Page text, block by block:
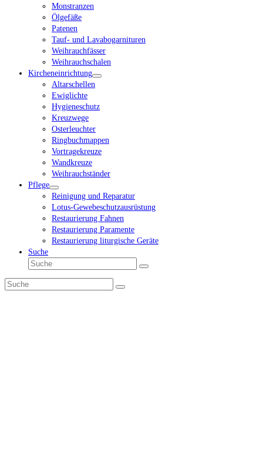
Monstranzen
Ölgefäße
Patenen
Tauf- und Lavabogarnituren
Weihrauchfässer
Weihrauchschalen
Kircheneinrichtung
Altarschellen
Ewiglichte
Hygieneschutz
Kreuzwege
Osterleuchter
Ringbuchmappen
Vortragekreuze
Wandkreuze
Weihrauchständer
Pflege
Reinigung und Reparatur
Lotus-Gewebeschutzausrüstung
Restaurierung Fahnen
Restaurierung Paramente
Restaurierung liturgische Geräte
Suche
Suche
Senden
Suche
Senden